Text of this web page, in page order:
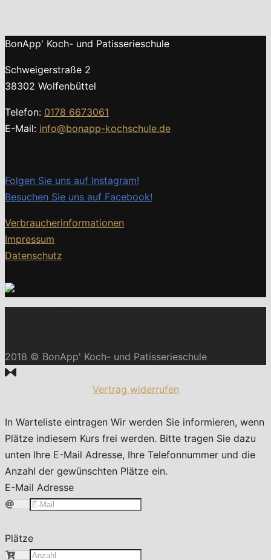
BonApp' Koch- und Patisserieschule
Schweigerstraße 2
38302 Wolfenbüttel
Telefon: 0178 6673061
E-Mail: info@bonapp-kochschule.de
Folgen Sie uns auf Instagram!
Besuchen Sie uns auf Facebook!
Verbraucherinformationen
Impressum
Datenschutz
2018 © BonApp' Koch- und Patisserieschule
Vertrag widerrufen
In Warteliste eintragen Wir werden Sie informieren, wenn
Plätze indiesem Kurs frei werden. Bitte tragen Sie dazu
unten Ihre E-Mail Adresse, Ihre Telefonnummer und die
Anzahl der gewünschten Plätze ein.
E-Mail Adresse
Plätze